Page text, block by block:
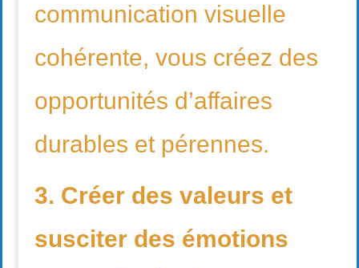
communication visuelle
cohérente, vous créez des
opportunités d’affaires
durables et pérennes.
3. Créer des valeurs et
susciter des émotions